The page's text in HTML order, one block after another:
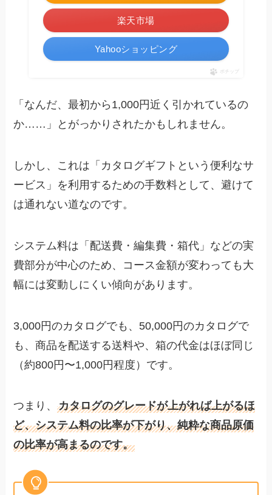
楽天市場
Yahooショッピング
ポチップ
「なんだ、最初から1,000円近く引かれているの
か……」とがっかりされたかもしれません。
しかし、これは「カタログギフトという便利なサ
ービス」を利用するための手数料として、避けて
は通れない道なのです。
システム料は「配送費・編集費・箱代」などの実
費部分が中心のため、コース金額が変わっても大
幅には変動しにくい傾向があります。
3,000円のカタログでも、50,000円のカタログで
も、商品を配送する送料や、箱の代金はほぼ同じ
（約800円〜1,000円程度）です。
つまり、カタログのグレードが上がれば上がるほ
ど、システム料の比率が下がり、純粋な商品原価
の比率が高まるのです。